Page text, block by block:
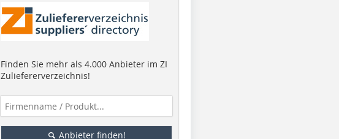
Finden Sie mehr als 4.000 Anbieter im ZI
Zuliefererverzeichnis!
Anbieter finden!